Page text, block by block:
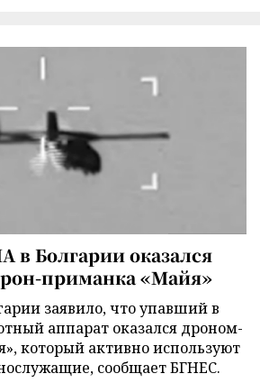
Болгарии оказался
приманка «Майя»
заявило, что упавший в
аппарат оказался дроном-
который активно используют
сообщает БГНЕС.